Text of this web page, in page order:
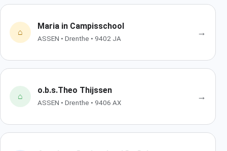
⌂
Maria in Campisschool
ASSEN • Drenthe • 9402 JA
→
⌂
o.b.s.Theo Thijssen
ASSEN • Drenthe • 9406 AX
→